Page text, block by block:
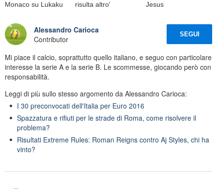
Monaco su Lukaku
risulta altro'
Jesus
Alessandro Carioca
Contributor
SEGUI
Mi piace il calcio, soprattutto quello italiano, e seguo con particolare
interesse la serie A e la serie B. Le scommesse, giocando però con
responsabilità.
Leggi di più sullo stesso argomento da Alessandro Carioca:
I 30 preconvocati dell'Italia per Euro 2016
Spazzatura e rifiuti per le strade di Roma, come risolvere il
problema?
Risultati Extreme Rules: Roman Reigns contro Aj Styles, chi ha
vinto?